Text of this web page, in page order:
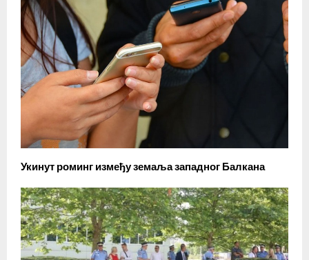
Укинут роминг између земаља западног Балкана